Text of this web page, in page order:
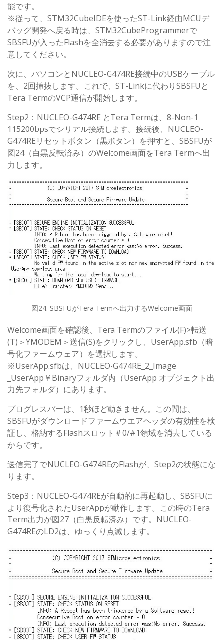
能です。
※従って、STM32CubeIDEを使ったST-Link経由MCUデ
バッグ開発へ戻る時は、STM32CubeProgrammerで
SBSFUが入ったFlashを全消去する必要がありますので注
意してください。
次に、パソコンとNUCLEO-G474RE接続中のUSBケーブル
を、2回挿抜します。これで、ST-Linkに代わりSBSFUと
Tera TermのVCP通信が開始します。
Step2：NUCLEO-G474RE とTera Termは、8-Non-1
115200bpsでシリアル接続します。接続後、NUCLEO-
G474REリセットボタン（黒ボタン）を押すと、SBSFUが
図24（白黒反転済み）のWelcome画面をTera Termへ出
力します。
図24. SBSFUがTera Termへ出力するWelcome画面
Welcome画面を確認後、Tera Termのファイル(F)>転送
(T)＞YMODEM＞送信(S)をクリックし、UserApp.sfb（暗
号化ファームウェア）を選択します。
※UserApp.sfbは、NUCLEO-G474RE_2_Image
_UserApp￥Binaryフォルダ内（UserApp オブジェクト出
力先フォルダ）にあります。
プログレスバーは、1秒ほど動きません。この間は、
SBSFUがダウンロードファームウエアヘッダの有効性を検
証し、格納するFlashスロット＃0/#1領域を消去している
からです。
送信完了でNUCLEO-G474REのFlashが、Step2の状態にな
ります。
Step3：NUCLEO-G474REが自動的に再起動し、SBSFUに
より復号化されたUserAppが動作します。この時のTera
Term出力が図27（白黒反転済み）です。NUCLEO-
G474REのLD2は、ゆっくり点滅します。